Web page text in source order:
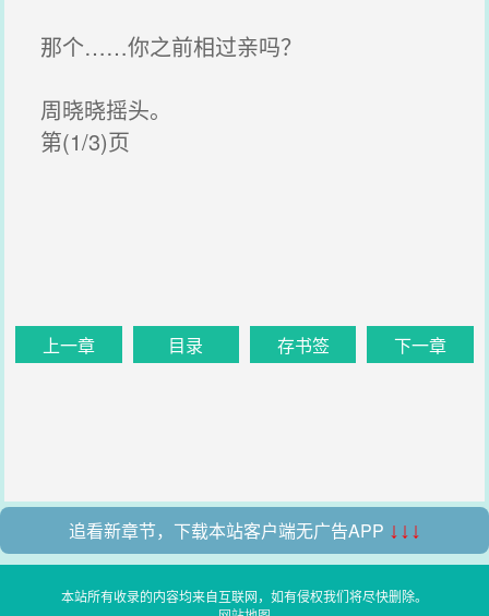
那个……你之前相过亲吗？
周晓晓摇头。
第(1/3)页
上一章 目录 存书签 下一章
追看新章节，下载本站客户端无广告APP ↓↓↓
本站所有收录的内容均来自互联网，如有侵权我们将尽快删除。